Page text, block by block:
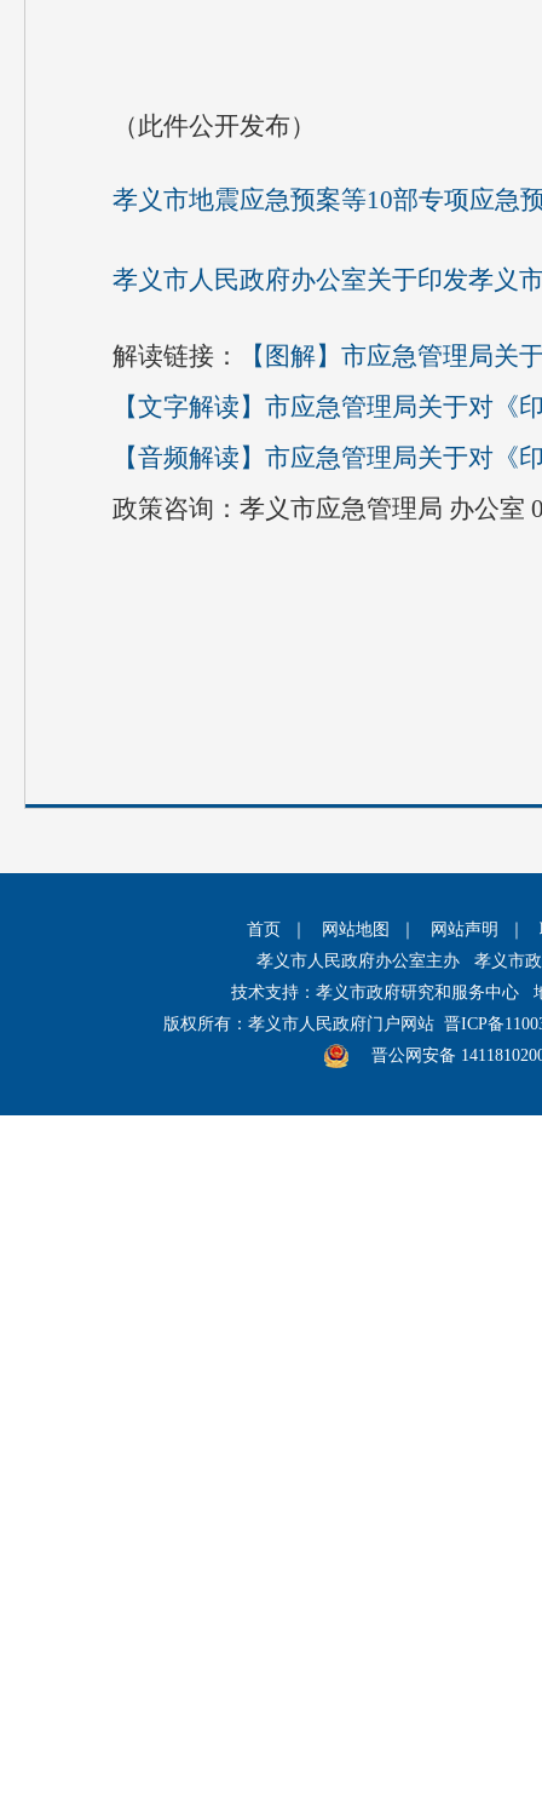
（此件公开发布）
孝义市地震应急预案等10部专项应急
孝义市人民政府办公室关于印发孝义
解读链接：
【图解】市应急管理局关
【文字解读】 市应急管理局关于对《
【音频解读】 市应急管理局关于对《
政策咨询：孝义市应急管理局 办公室
首页 网站地图 网站声明
孝义市人民政府办公室主办 孝义市
技术支持：孝义市政府研究和服务中心
版权所有：孝义市人民政府门户网站 晋ICP备
晋公网安备